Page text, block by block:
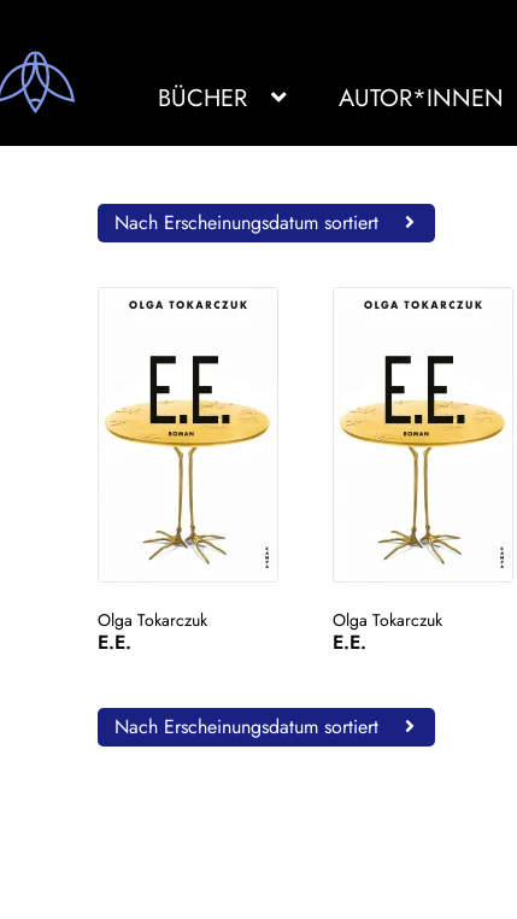
BÜCHER AUTOR*INNEN
Nach Erscheinungsdatum sortiert
Olga Tokarczuk
E.E.
Olga Tokarczuk
E.E.
Nach Erscheinungsdatum sortiert